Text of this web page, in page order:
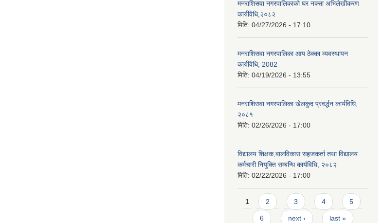
मनराशिसवा नगरपालिकाको घर नक्सा अभिलेखीकरण
कार्यविधि,२०८२
मिति: 04/27/2026 - 17:10
मनराशिसवा नगरपालिका आय ठेक्का व्यवस्थापन
कार्यविधि, 2082
मिति: 04/19/2026 - 13:55
मनराशिसवा नगरपालिका खेलकुद प्रवर्द्धन कार्यविधि,
२०८१
मिति: 02/26/2026 - 17:00
विद्यालय शिक्षक,बालविकास सहजकर्ता तथा विद्यालय
कर्मचारी नियुक्ति सम्बन्धि कार्यविधि, २०८२
मिति: 02/22/2026 - 17:00
Pages
1 2 3 4 5
6 next › last »